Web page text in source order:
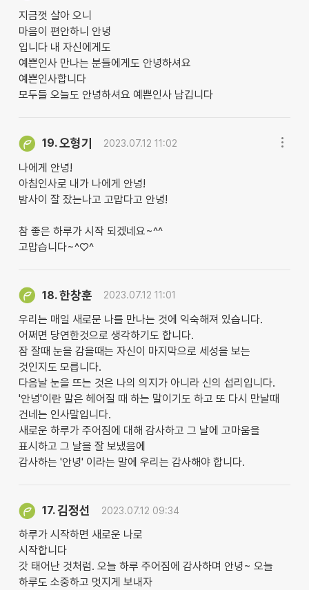
지금껏 살아 오니
마음이 편안하니 안녕
입니다 내 자신에게도
예쁜인사 만나는 분들에게도 안녕하셔요
예쁜인사합니다
모두들 오늘도 안녕하셔요 예쁜인사 남깁니다
19.오형기 2023.07.12 11:02
나에게 안녕!
아침인사로 내가 나에게 안녕!
밤사이 잘 잤는나고 고맙다고 안녕!
참 좋은 하루가 시작 되겠네요~^^
고맙습니다~^♡^
18.한창훈 2023.07.12 11:01
우리는 매일 새로문 나를 만나는 것에 익숙해져 있습니다.
어쩌면 당연한것으로 생각하기도 합니다.
잠 잘때 눈을 감을때는 자신이 마지막으로 세성을 보는
것인지도 모릅니다.
다음날 눈을 뜨는 것은 나의 의지가 아니라 신의 섭리입니다.
'안녕'이란 말은 헤어질 때 하는 말이기도 하고 또 다시 만날때
건네는 인사말입니다.
새로운 하루가 주어짐에 대해 감사하고 그 날에 고마움을
표시하고 그 날을 잘 보냈음에
감사하는 '안녕' 이라는 말에 우리는 감사해야 합니다.
17.김정선 2023.07.12 09:34
하루가 시작하면 새로운 나로
시작합니다
갓 태어난 것처럼. 오늘 하루 주어짐에 감사하며 안녕~ 오늘
하루도 소중하고 멋지게 보내자